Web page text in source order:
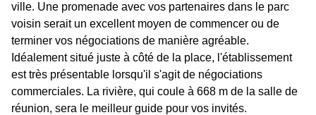
ville. Une promenade avec vos partenaires dans le parc
voisin serait un excellent moyen de commencer ou de
terminer vos négociations de manière agréable.
Idéalement situé juste à côté de la place, l'établissement
est très présentable lorsqu'il s'agit de négociations
commerciales. La rivière, qui coule à 668 m de la salle de
réunion, sera le meilleur guide pour vos invités.